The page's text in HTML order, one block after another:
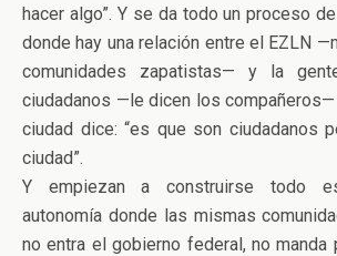
hacer algo”. Y se da todo un proceso
donde hay una relación entre el EZLN
comunidades zapatistas— y la
ciudadanos —le dicen los
ciudad dice: “es que son ciudadanos
ciudad”.
Y empiezan a construirse todo
autonomía donde las mismas
no entra el gobierno federal, no